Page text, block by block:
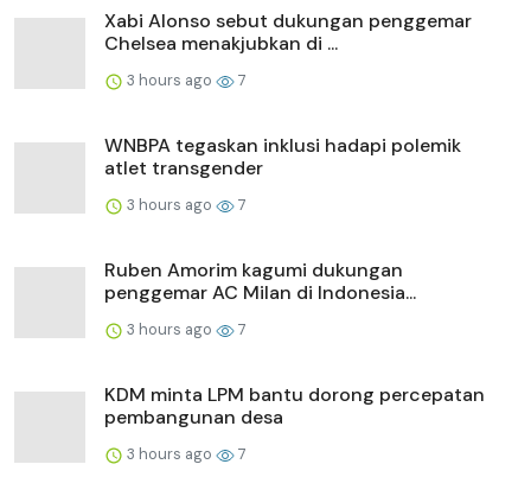
Xabi Alonso sebut dukungan penggemar
Chelsea menakjubkan di ...
3 hours ago 7
WNBPA tegaskan inklusi hadapi polemik
atlet transgender
3 hours ago 7
Ruben Amorim kagumi dukungan
penggemar AC Milan di Indonesia...
3 hours ago 7
KDM minta LPM bantu dorong percepatan
pembangunan desa
3 hours ago 7